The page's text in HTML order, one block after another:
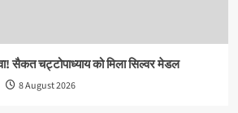
सैकत चट्टोपाध्याय को मिला सिल्वर मेडल
8 August 2026